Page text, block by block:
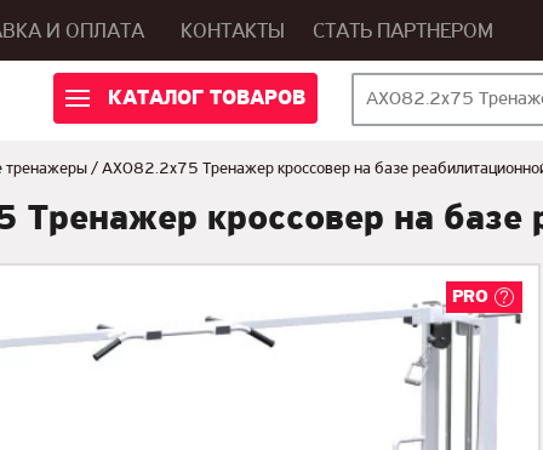
И ОПЛАТА КОНТАКТЫ СТАТЬ ПАРТНЕРОМ
КАТАЛОГ ТОВАРОВ
тренажеры / AX082.2х75 Тренажер кроссовер на базе
кроссовер на базе
PRO